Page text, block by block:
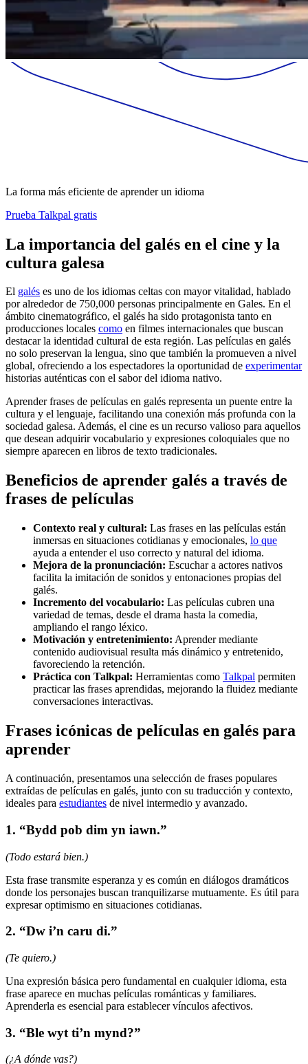
La forma más eficiente de aprender un idioma
Prueba Talkpal gratis
La importancia del galés en el cine y la
cultura galesa
El galés es uno de los idiomas celtas con mayor vitalidad, hablado
por alrededor de 750,000 personas principalmente en Gales. En el
ámbito cinematográfico, el galés ha sido protagonista tanto en
producciones locales como en filmes internacionales que buscan
destacar la identidad cultural de esta región. Las películas en galés
no solo preservan la lengua, sino que también la promueven a nivel
global, ofreciendo a los espectadores la oportunidad de experimentar
historias auténticas con el sabor del idioma nativo.
Aprender frases de películas en galés representa un puente entre la
cultura y el lenguaje, facilitando una conexión más profunda con la
sociedad galesa. Además, el cine es un recurso valioso para aquellos
que desean adquirir vocabulario y expresiones coloquiales que no
siempre aparecen en libros de texto tradicionales.
Beneficios de aprender galés a través de
frases de películas
Contexto real y cultural: Las frases en las películas están
inmersas en situaciones cotidianas y emocionales, lo que
ayuda a entender el uso correcto y natural del idioma.
Mejora de la pronunciación: Escuchar a actores nativos
facilita la imitación de sonidos y entonaciones propias del
galés.
Incremento del vocabulario: Las películas cubren una
variedad de temas, desde el drama hasta la comedia,
ampliando el rango léxico.
Motivación y entretenimiento: Aprender mediante
contenido audiovisual resulta más dinámico y entretenido,
favoreciendo la retención.
Práctica con Talkpal: Herramientas como Talkpal permiten
practicar las frases aprendidas, mejorando la fluidez mediante
conversaciones interactivas.
Frases icónicas de películas en galés para
aprender
A continuación, presentamos una selección de frases populares
extraídas de películas en galés, junto con su traducción y contexto,
ideales para estudiantes de nivel intermedio y avanzado.
1. “Bydd pob dim yn iawn.”
(Todo estará bien.)
Esta frase transmite esperanza y es común en diálogos dramáticos
donde los personajes buscan tranquilizarse mutuamente. Es útil para
expresar optimismo en situaciones cotidianas.
2. “Dw i’n caru di.”
(Te quiero.)
Una expresión básica pero fundamental en cualquier idioma, esta
frase aparece en muchas películas románticas y familiares.
Aprenderla es esencial para establecer vínculos afectivos.
3. “Ble wyt ti’n mynd?”
(¿A dónde vas?)